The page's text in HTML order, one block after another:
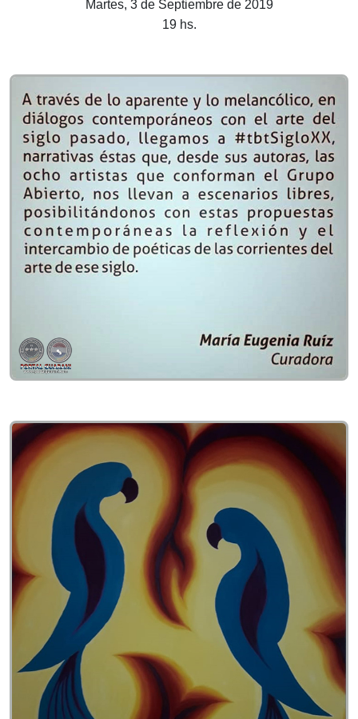
Martes, 3 de Septiembre de 2019
19 hs.